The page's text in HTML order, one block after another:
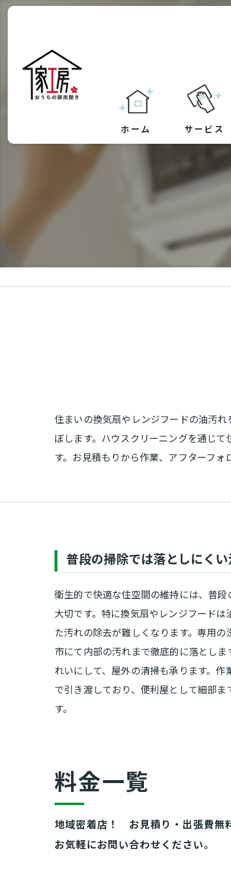
ホーム サービス
草刈り・防草
ハウスクリー
リフォーム
住まいの換気扇やレンジフードの油汚
ぼします。ハウスクリーニングを通じ
す。お見積もりから作業、アフターフ
普段の掃除では落としにく
衛生的で快適な住空間の維持には、普
大切です。特に換気扇やレンジフード
た汚れの除去が難しくなります。専用
市にて内部の汚れまで徹底的に落とし
れいにして、屋外の清掃も承ります。
で引き渡しており、便利屋として細部
す。
料金一覧
地域密着店！ お見積り・出張費無
お気軽にお問い合わせください。